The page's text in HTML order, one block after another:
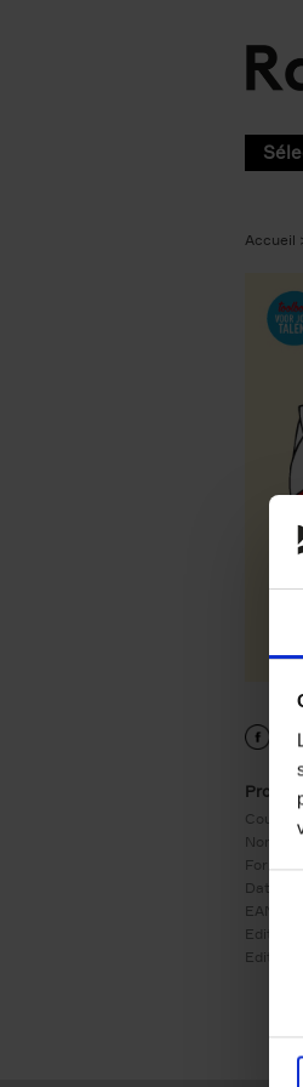
Accueil
Nombre
Format:
Date de
EAN:
Editeur:
Edition: